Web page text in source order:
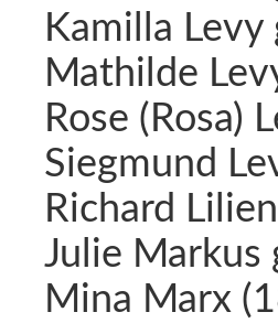
Kamilla
Mathilde
Rose (Rosa)
Siegmund
Richard
Julie Markus
Mina Marx